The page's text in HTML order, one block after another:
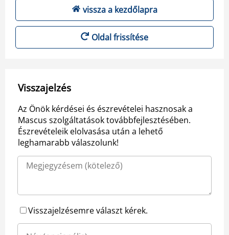
vissza a kezdőlapra
Oldal frissítése
Visszajelzés
Az Önök kérdései és észrevételei hasznosak a
Mascus szolgáltatások továbbfejlesztésében.
Észrevételeik elolvasása után a lehető
leghamarabb válaszolunk!
Visszajelzésemre választ kérek.